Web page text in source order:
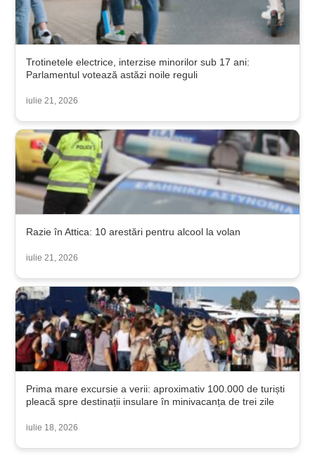
Trotinetele electrice, interzise minorilor sub 17 ani:
Parlamentul votează astăzi noile reguli
iulie 21, 2026
Razie în Attica: 10 arestări pentru alcool la volan
iulie 21, 2026
Prima mare excursie a verii: aproximativ 100.000 de turiști
pleacă spre destinații insulare în minivacanța de trei zile
iulie 18, 2026